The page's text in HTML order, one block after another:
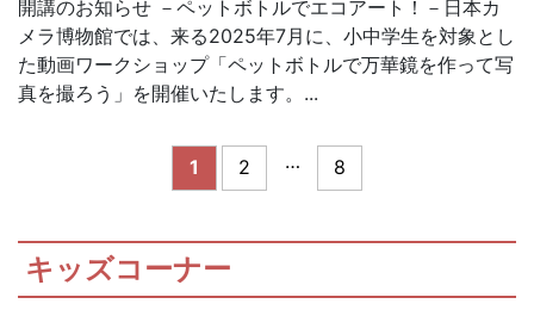
開講のお知らせ －ペットボトルでエコアート！－日本カ
メラ博物館では、来る2025年7月に、小中学生を対象とし
た動画ワークショップ「ペットボトルで万華鏡を作って写
真を撮ろう」を開催いたします。...
1 2 … 8
キッズコーナー